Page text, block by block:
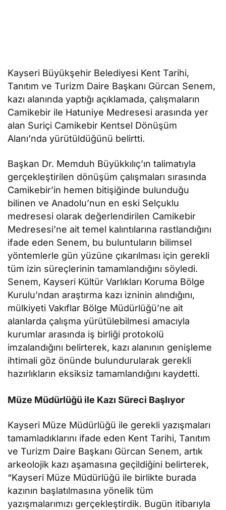
Kayseri Büyükşehir Belediyesi Kent Tarihi,
Tanıtım ve Turizm Daire Başkanı Gürcan Senem,
kazı alanında yaptığı açıklamada, çalışmaların
Camikebir ile Hatuniye Medresesi arasında yer
alan Suriçi Camikebir Kentsel Dönüşüm
Alanı’nda yürütüldüğünü belirtti.
Başkan Dr. Memduh Büyükkılıç’ın talimatıyla
gerçekleştirilen dönüşüm çalışmaları sırasında
Camikebir’in hemen bitişiğinde bulunduğu
bilinen ve Anadolu’nun en eski Selçuklu
medresesi olarak değerlendirilen Camikebir
Medresesi’ne ait temel kalıntılarına rastlandığını
ifade eden Senem, bu buluntuların bilimsel
yöntemlerle gün yüzüne çıkarılması için gerekli
tüm izin süreçlerinin tamamlandığını söyledi.
Senem, Kayseri Kültür Varlıkları Koruma Bölge
Kurulu’ndan araştırma kazı izninin alındığını,
mülkiyeti Vakıflar Bölge Müdürlüğü’ne ait
alanlarda çalışma yürütülebilmesi amacıyla
kurumlar arasında iş birliği protokolü
imzalandığını belirterek, kazı alanının genişleme
ihtimali göz önünde bulundurularak gerekli
hazırlıkların eksiksiz tamamlandığını kaydetti.
Müze Müdürlüğü ile Kazı Süreci Başlıyor
Kayseri Müze Müdürlüğü ile gerekli yazışmaları
tamamladıklarını ifade eden Kent Tarihi, Tanıtım
ve Turizm Daire Başkanı Gürcan Senem, artık
arkeolojik kazı aşamasına geçildiğini belirterek,
“Kayseri Müze Müdürlüğü ile birlikte burada
kazının başlatılmasına yönelik tüm
yazışmalarımızı gerçekleştirdik. Bugün itibarıyla